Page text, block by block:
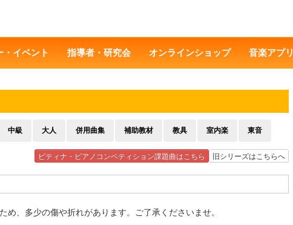
・イベント 指導者・研究会 オンラインショップ 音楽アプリ
中級 大人 併用曲集 補助教材 教具 室内楽 東音
ピティナ・ピアノコンペティション課題曲はこちら 旧シリーズはこちらへ
め、多少の傷や折れがあります。ご了承くださいませ。